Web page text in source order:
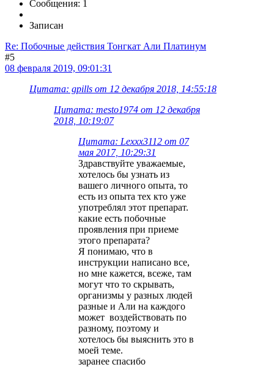
Сообщения: 1
Записан
Re: Побочные действия Тонгкат Али Платинум
#5
08 февраля 2019, 09:01:31
Цитата: gpills от 12 декабря 2018, 14:55:18
Цитата: mesto1974 от 12 декабря
2018, 10:19:07
Цитата: Lexxx3112 от 07
мая 2017, 10:29:31
Здравствуйте уважаемые,
хотелось бы узнать из
вашего личного опыта, то
есть из опыта тех кто уже
употреблял этот препарат.
какие есть побочные
проявления при приеме
этого препарата?
Я понимаю, что в
инструкции написано все,
но мне кажется, всеже, там
могут что то скрывать,
организмы у разных людей
разные и Али на каждого
может воздействовать по
разному, поэтому и
хотелось бы выяснить это в
моей теме.
заранее спасибо